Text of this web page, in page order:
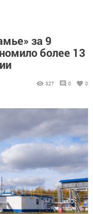
за 9
более 13
327 0 0